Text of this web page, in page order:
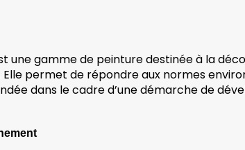
une gamme de peinture destinée à la
Elle permet de répondre aux normes
dans le cadre d’une démarche de